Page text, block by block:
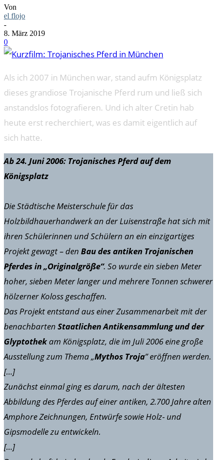
Von
el flojo
-
8. März 2019
0
Als ich 2007 in München war, stand aufm Königsplatz
dieses grandiose Trojanische Pferd rum und ließ sich
anstandslos fotografieren. Und ich alter Cretin hab
heute erst recherchiert, was es damit eigentlich auf
sich hatte.
Ab 24. Juni 2006: Trojanisches Pferd auf dem
Königsplatz
Die Städtische Meisterschule für das
Holzbildhauerhandwerk an der Luisenstraße hat sich mit
ihren Schülerinnen und Schülern an ein einzigartiges
Projekt gewagt – den Bau des antiken Trojanischen
Pferdes in „Originalgröße“. So wurde ein sieben Meter
hoher, sieben Meter langer und mehrere Tonnen schwerer
hölzerner Koloss geschaffen.
Das Projekt entstand aus einer Zusammenarbeit mit der
benachbarten Staatlichen Antikensammlung und der
Glyptothekam Königsplatz, die im Juli 2006 eine große
Ausstellung zum Thema „Mythos Troja” eröffnen werden.
[…]
Zunächst einmal ging es darum, nach der ältesten
Abbildung des Pferdes auf einer antiken, 2.700 Jahre alten
Amphore Zeichnungen, Entwürfe sowie Holz- und
Gipsmodelle zu entwickeln.
[…]